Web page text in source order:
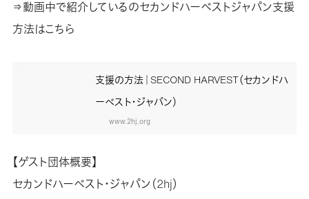
⇒動画中で紹介しているのセカンドハーベストジャパン支援
方法はこちら
支援の方法｜SECOND HARVEST（セカンドハ
ーベスト・ジャパン）
www.2hj.org
【ゲスト団体概要】
セカンドハーベスト・ジャパン（2hj）